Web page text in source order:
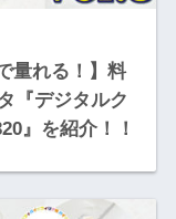
量れる！】料
『デジタルク
』を紹介！！